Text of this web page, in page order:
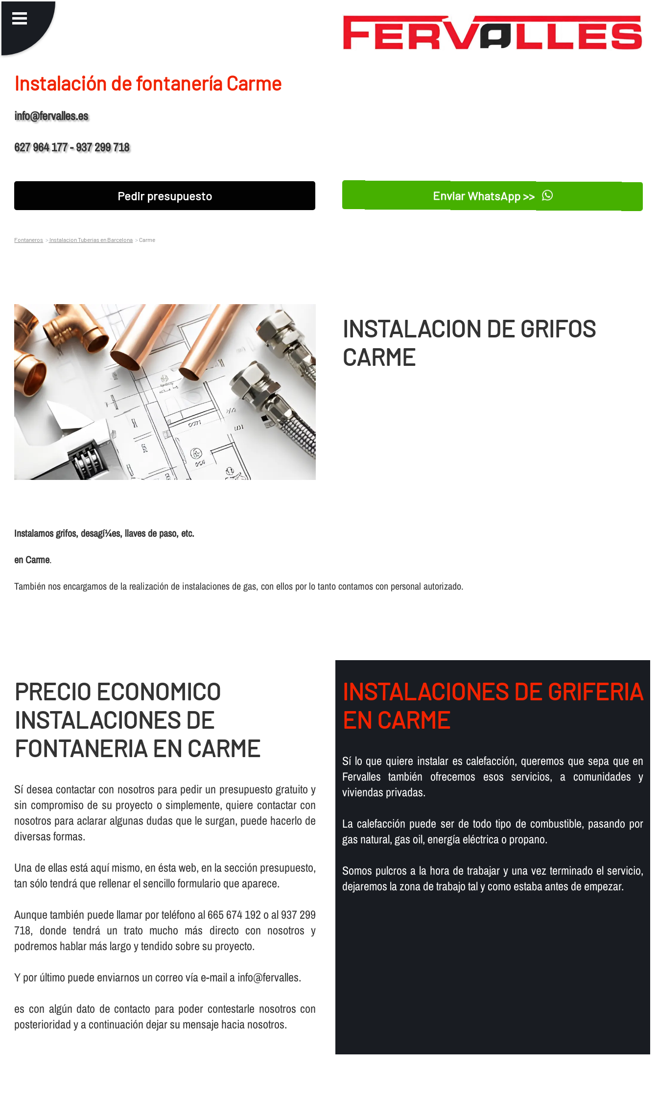
Instalación de fontanerí­a Carme
info@fervalles.es
627 964 177 - 937 299 718
Pedir presupuesto Enviar WhatsApp >>
Fontaneros Instalacion Tuberias en Barcelona Carme
INSTALACION DE GRIFOS
CARME
Instalamos grifos, desagí¼es, llaves de paso, etc.
en Carme.
También nos encargamos de la realización de instalaciones de gas, con ellos por lo tanto contamos con personal autorizado.
PRECIO ECONOMICO
INSTALACIONES DE
FONTANERIA EN CARME
Sí­ desea contactar con nosotros para pedir un presupuesto gratuito y
sin compromiso de su proyecto o simplemente, quiere contactar con
nosotros para aclarar algunas dudas que le surgan, puede hacerlo de
diversas formas.
Una de ellas está aquí­ mismo, en ésta web, en la sección presupuesto,
tan sólo tendrá que rellenar el sencillo formulario que aparece.
Aunque también puede llamar por teléfono al 665 674 192 o al 937 299
718, donde tendrá un trato mucho más directo con nosotros y
podremos hablar más largo y tendido sobre su proyecto.
Y por último puede enviarnos un correo ví­a e-mail a info@fervalles.
es con algún dato de contacto para poder contestarle nosotros con
posterioridad y a continuación dejar su mensaje hacia nosotros.
INSTALACIONES DE GRIFERIA
EN CARME
Sí­ lo que quiere instalar es calefacción, queremos que sepa que en
Fervalles también ofrecemos esos servicios, a comunidades y
viviendas privadas.
La calefacción puede ser de todo tipo de combustible, pasando por
gas natural, gas oil, energí­a eléctrica o propano.
Somos pulcros a la hora de trabajar y una vez terminado el servicio,
dejaremos la zona de trabajo tal y como estaba antes de empezar.